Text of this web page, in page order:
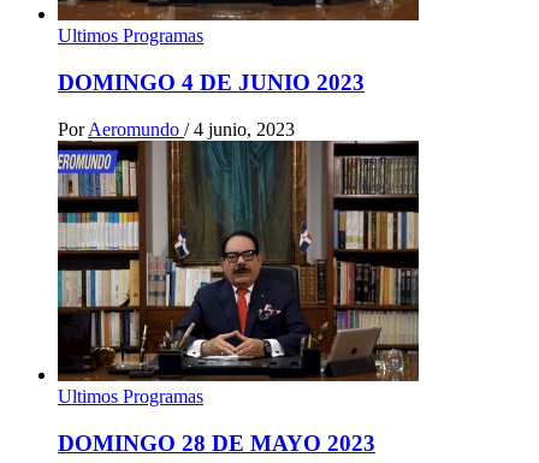
Ultimos Programas
DOMINGO 4 DE JUNIO 2023
Por Aeromundo / 4 junio, 2023
Ultimos Programas
DOMINGO 28 DE MAYO 2023